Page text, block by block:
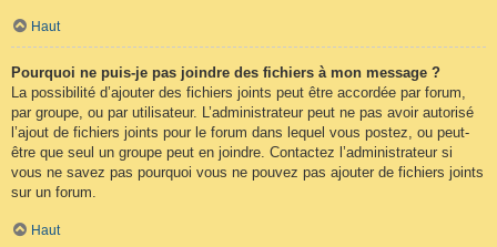
Haut
Pourquoi ne puis-je pas joindre des fichiers à mon message ?
La possibilité d’ajouter des fichiers joints peut être accordée par forum,
par groupe, ou par utilisateur. L’administrateur peut ne pas avoir autorisé
l’ajout de fichiers joints pour le forum dans lequel vous postez, ou peut-
être que seul un groupe peut en joindre. Contactez l’administrateur si
vous ne savez pas pourquoi vous ne pouvez pas ajouter de fichiers joints
sur un forum.
Haut